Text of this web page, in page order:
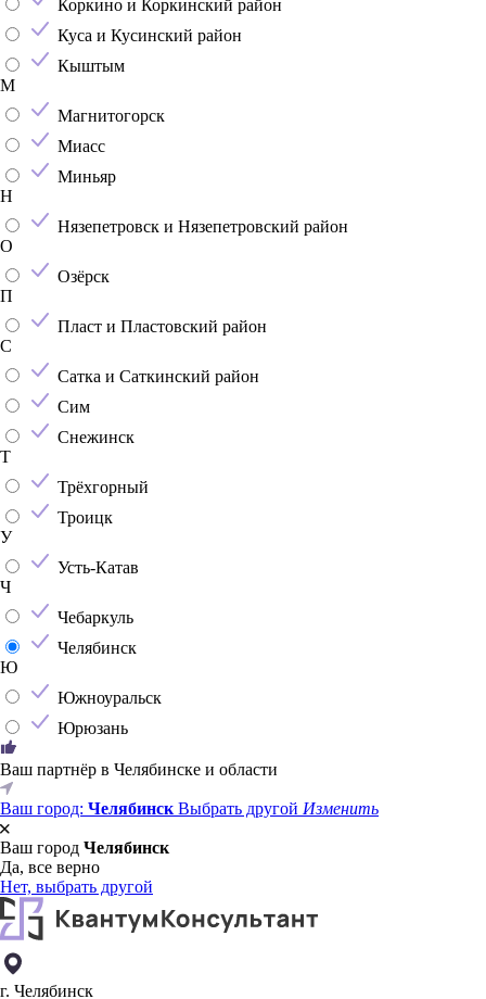
Коркино и Коркинский район
Куса и Кусинский район
Кыштым
М
Магнитогорск
Миасс
Миньяр
Н
Нязепетровск и Нязепетровский район
О
Озёрск
П
Пласт и Пластовский район
С
Сатка и Саткинский район
Сим
Снежинск
Т
Трёхгорный
Троицк
У
Усть-Катав
Ч
Чебаркуль
Челябинск
Ю
Южноуральск
Юрюзань
Ваш партнёр в Челябинске и области
Ваш город: Челябинск Выбрать другой Изменить
Ваш город Челябинск
Да, все верно
Нет, выбрать другой
г. Челябинск